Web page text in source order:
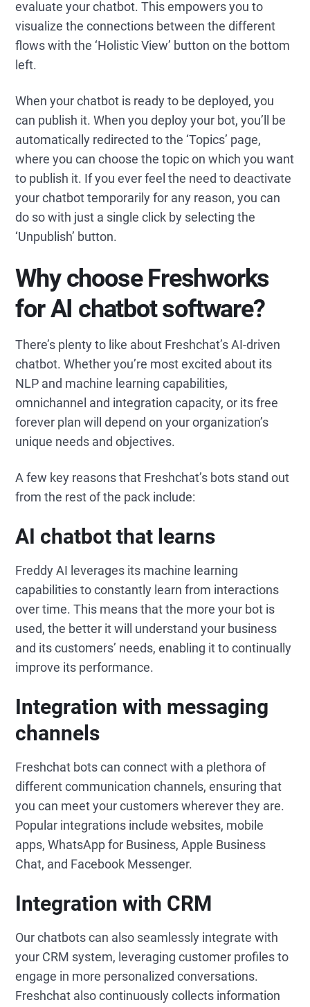
evaluate your chatbot. This empowers you to
visualize the connections between the different
flows with the ‘Holistic View’ button on the bottom
left.
When your chatbot is ready to be deployed, you
can publish it. When you deploy your bot, you’ll be
automatically redirected to the ‘Topics’ page,
where you can choose the topic on which you want
to publish it. If you ever feel the need to deactivate
your chatbot temporarily for any reason, you can
do so with just a single click by selecting the
‘Unpublish’ button.
Why choose Freshworks
for AI chatbot software?
There’s plenty to like about Freshchat’s AI-driven
chatbot. Whether you’re most excited about its
NLP and machine learning capabilities,
omnichannel and integration capacity, or its free
forever plan will depend on your organization’s
unique needs and objectives.
A few key reasons that Freshchat’s bots stand out
from the rest of the pack include:
AI chatbot that learns
Freddy AI leverages its machine learning
capabilities to constantly learn from interactions
over time. This means that the more your bot is
used, the better it will understand your business
and its customers’ needs, enabling it to continually
improve its performance.
Integration with messaging
channels
Freshchat bots can connect with a plethora of
different communication channels, ensuring that
you can meet your customers wherever they are.
Popular integrations include websites, mobile
apps, WhatsApp for Business, Apple Business
Chat, and Facebook Messenger.
Integration with CRM
Our chatbots can also seamlessly integrate with
your CRM system, leveraging customer profiles to
engage in more personalized conversations.
Freshchat also continuously collects information